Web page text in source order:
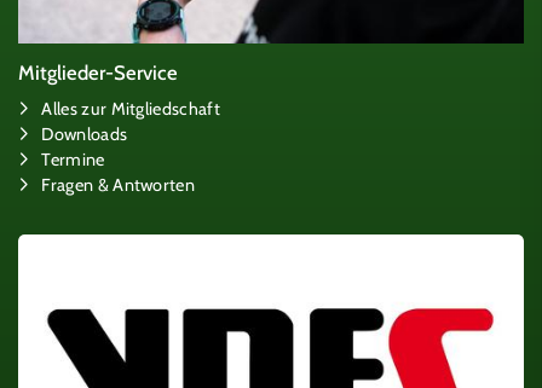
Mitglieder-Service
Alles zur Mitgliedschaft
Downloads
Termine
Fragen & Antworten